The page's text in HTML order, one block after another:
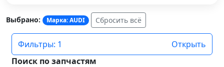
Выбрано: Марка: AUDI Сбросить всё
Фильтры: 1
Открыть
Поиск по запчастям